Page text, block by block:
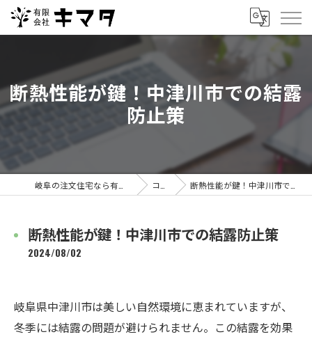
断熱性能が鍵！中津川市での結露
防止策
コラム 断熱性能が鍵！中津川市での結露防止策
断熱性能が鍵！中津川市での結露防止策
2024/08/02
岐阜県中津川市は美しい自然環境に恵まれていますが、
冬季には結露の問題が避けられません。この結露を効果